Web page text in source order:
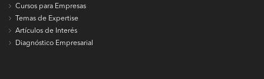
Cursos para Empresas
Temas de Expertise
Artículos de Interés
Diagnóstico Empresarial